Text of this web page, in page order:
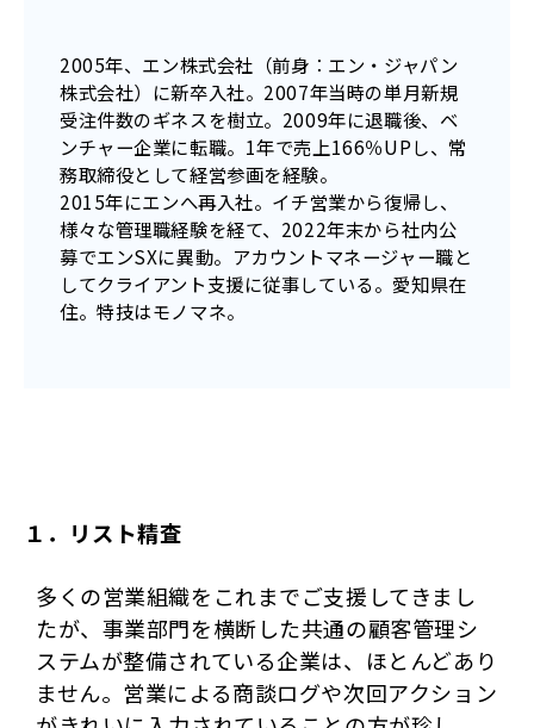
2005年、エン株式会社（前身：エン・ジャパン
株式会社）に新卒入社。2007年当時の単月新規
受注件数のギネスを樹立。2009年に退職後、ベ
ンチャー企業に転職。1年で売上166％UPし、常
務取締役として経営参画を経験。
2015年にエンへ再入社。イチ営業から復帰し、
様々な管理職経験を経て、2022年末から社内公
募でエンSXに異動。アカウントマネージャー職と
してクライアント支援に従事している。愛知県在
住。特技はモノマネ。
１．リスト精査
多くの営業組織をこれまでご支援してきまし
たが、事業部門を横断した共通の顧客管理シ
ステムが整備されている企業は、ほとんどあり
ません。営業による商談ログや次回アクション